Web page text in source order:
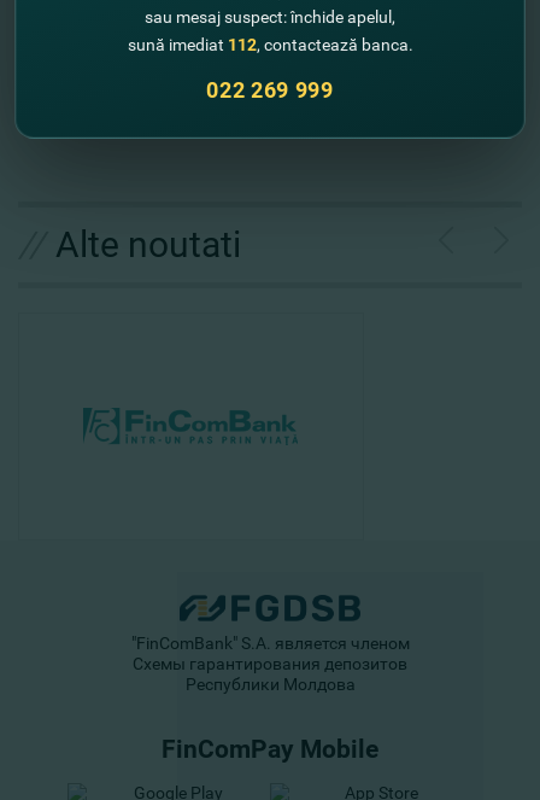
С нами легко и выгодно отправлять переводы,
и получать за это кэшбэк!
Alte noutati
"FinComBank" S.A. является членом
Схемы гарантирования депозитов
Республики Молдова
FinComPay Mobile
sau mesaj suspect: închide apelul,
sună imediat 112, contactează banca.
022 269 999